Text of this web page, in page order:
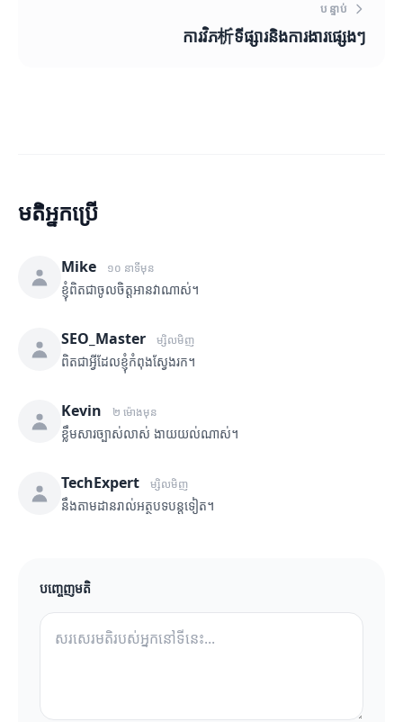
បន្ទាប់
ការវិភ析ទីផ្សារនិងការងារផ្សេងៗ
មតិអ្នកប្រើ
Mike ១០ នាទីមុន
ខ្ញុំពិតជាចូលចិត្តអានវាណាស់។
SEO_Master ម្សិលមិញ
ពិតជាអ្វីដែលខ្ញុំកំពុងស្វែងរក។
Kevin ២ ម៉ោងមុន
ខ្លឹមសារច្បាស់លាស់ ងាយយល់ណាស់។
TechExpert ម្សិលមិញ
នឹងតាមដានរាល់អត្ថបទបន្តទៀត។
បញ្ចេញមតិ